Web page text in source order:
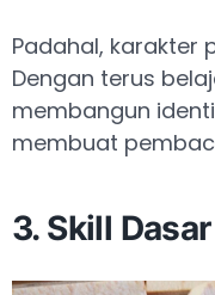
Padahal, karakter
Dengan terus
membangun
membuat
3. Skill